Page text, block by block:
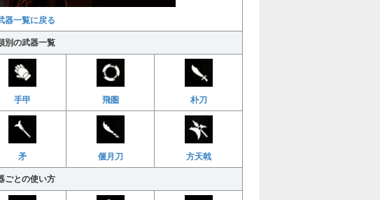
器一覧に戻る
別の武器一覧
手甲 飛圏 朴刀
矛 偃月刀 方天戟
ごとの使い方